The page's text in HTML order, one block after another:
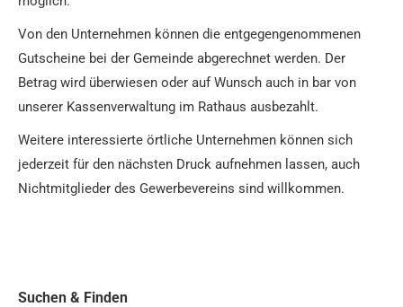
Von den Unternehmen können die entgegengenommenen
Gutscheine bei der Gemeinde abgerechnet werden. Der
Betrag wird überwiesen oder auf Wunsch auch in bar von
unserer Kassenverwaltung im Rathaus ausbezahlt.
Weitere interessierte örtliche Unternehmen können sich
jederzeit für den nächsten Druck aufnehmen lassen, auch
Nichtmitglieder des Gewerbevereins sind willkommen.
Suchen & Finden